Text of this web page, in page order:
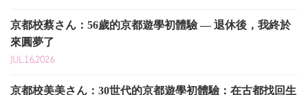
京都校蔡さん：56歲的京都遊學初體驗 — 退休後，我終於
來圓夢了
JUL.16,2026
京都校美美さん：30世代的京都遊學初體驗：在古都找回生